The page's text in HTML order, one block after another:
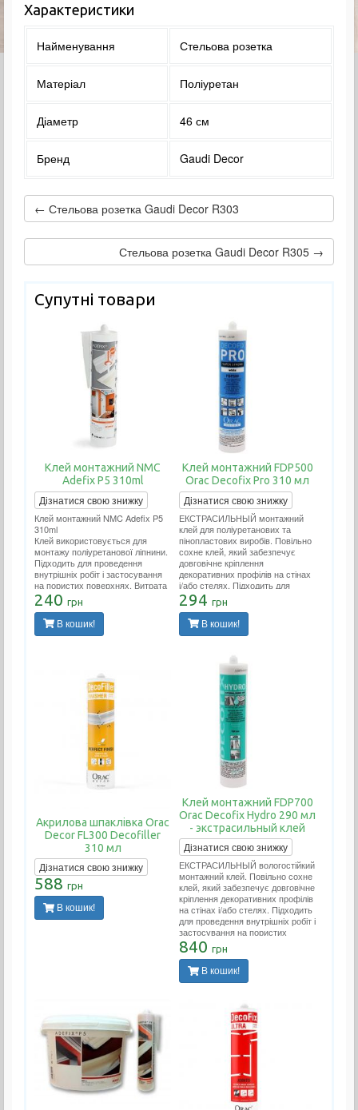
Характеристики
Найменування Стельова розетка
Матеріал Поліуретан
Діаметр 46 см
Бренд Gaudi Decor
← Стельова розетка Gaudi Decor R303
Стельова розетка Gaudi Decor R305 →
Супутні товари
Клей монтажний NMC
Adefix P5 310ml
Дізнатися свою знижку
Клей монтажний NMC Adefix P5
310ml
Клей використовується для
монтажу поліуретанової ліпнини.
Підходить для проведення
внутрішніх робіт і застосування
на пористих поверхнях. Витрата
тюбика 12 метрів погонних.
240 грн
В кошик!
Клей монтажний FDP500
Orac Decofix Pro 310 мл
Дізнатися свою знижку
ЕКСТРАСИЛЬНЫЙ монтажний
клей для поліуретанових та
пінопластових виробів. Повільно
сохне клей, який забезпечує
довговічне кріплення
декоративних профілів на стінах
і/або стелях. Підходить для
проведення внутрішніх робіт і
застосування на пористих
поверхнях. Витрата тюбика 12
метрів погонних.
294 грн
В кошик!
Акрилова шпаклівка Orac
Decor FL300 Decofiller
310 мл
Дізнатися свою знижку
588 грн
В кошик!
Клей монтажний FDP700
Orac Decofix Hydro 290 мл
- экстрасильный клей
Дізнатися свою знижку
ЕКСТРАСИЛЬНЫЙ вологостійкий
монтажний клей. Повільно сохне
клей, який забезпечує довговічне
кріплення декоративних профілів
на стінах і/або стелях. Підходить
для проведення внутрішніх робіт і
застосування на пористих
поверхнях. Застосовується у
вологих приміщеннях (ванних.
басейнах, зовнішніх роботах).
Витрата тюбика на 10-12 метрів
840 грн
В кошик!